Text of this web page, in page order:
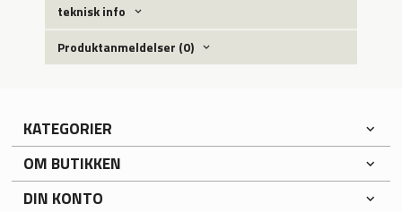
teknisk info
Produktanmeldelser (0)
KATEGORIER
OM BUTIKKEN
DIN KONTO